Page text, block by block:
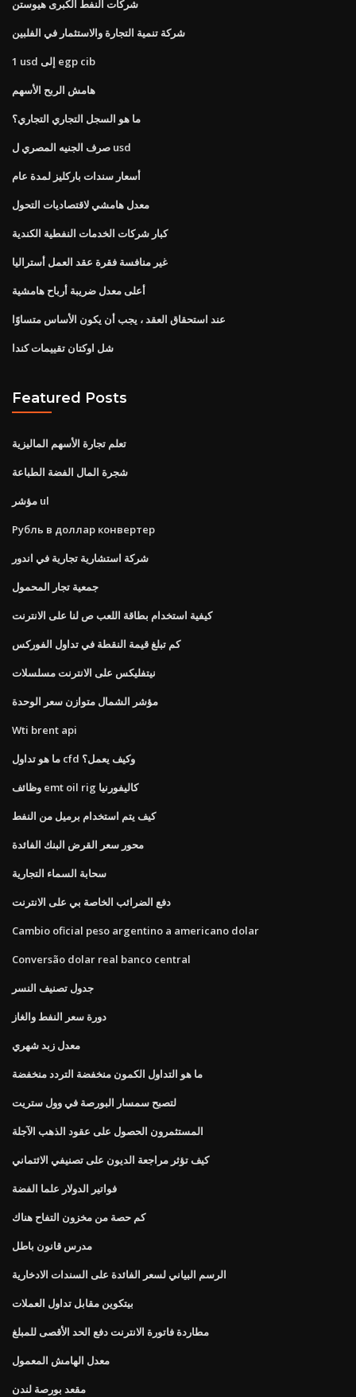
شركات النفط الكبرى هيوستن
شركة تنمية التجارة والاستثمار في الفلبين
1 usd إلى egp cib
هامش الربح الأسهم
ما هو السجل التجاري التجاري؟
صرف الجنيه المصري ل usd
أسعار سندات باركليز لمدة عام
معدل هامشي لاقتصاديات التحول
كبار شركات الخدمات النفطية الكندية
غير منافسة فقرة عقد العمل أستراليا
أعلى معدل ضريبة أرباح هامشية
عند استحقاق العقد ، يجب أن يكون الأساس متساوًا
شل اوكتان تقييمات كندا
Featured Posts
تعلم تجارة الأسهم الماليزية
شجرة المال الفضة الطباعة
مؤشر ul
Рубль в доллар конвертер
شركة استشارية تجارية في اندور
جمعية تجار المحمول
كيفية استخدام بطاقة اللعب ص لنا على الانترنت
كم تبلغ قيمة النقطة في تداول الفوركس
نيتفليكس على الانترنت مسلسلات
مؤشر الشمال متوازن سعر الوحدة
Wti brent api
ما هو تداول cfd وكيف يعمل؟
وظائف emt oil rig كاليفورنيا
كيف يتم استخدام برميل من النفط
محور سعر القرض البنك الفائدة
سحابة السماء التجارية
دفع الضرائب الخاصة بي على الانترنت
Cambio oficial peso argentino a americano dolar
Conversão dolar real banco central
جدول تصنيف النسر
دورة سعر النفط والغاز
معدل زبد شهري
ما هو التداول الكمون منخفضة التردد منخفضة
لتصبح سمسار البورصة في وول ستريت
المستثمرون الحصول على عقود الذهب الآجلة
كيف تؤثر مراجعة الديون على تصنيفي الائتماني
فواتير الدولار علما الفضة
كم حصة من مخزون التفاح هناك
مدرس قانون باطل
الرسم البياني لسعر الفائدة على السندات الادخارية
بيتكوين مقابل تداول العملات
مطاردة فاتورة الانترنت دفع الحد الأقصى للمبلغ
معدل الهامش المعمول
مقعد بورصة لندن